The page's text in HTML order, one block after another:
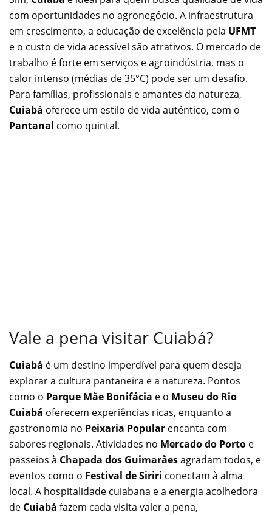
com oportunidades no agronegócio. A infraestrutura
em crescimento, a educação de excelência pela UFMT
e o custo de vida acessível são atrativos. O mercado de
trabalho é forte em serviços e agroindústria, mas o
calor intenso (médias de 35°C) pode ser um desafio.
Para famílias, profissionais e amantes da natureza,
Cuiabá oferece um estilo de vida autêntico, com o
Pantanal como quintal.
Vale a pena visitar Cuiabá?
Cuiabá é um destino imperdível para quem deseja
explorar a cultura pantaneira e a natureza. Pontos
como o Parque Mãe Bonifácia e o Museu do Rio
Cuiabá oferecem experiências ricas, enquanto a
gastronomia no Peixaria Popular encanta com
sabores regionais. Atividades no Mercado do Porto e
passeios à Chapada dos Guimarãesagradam todos, e
eventos como o Festival de Siriri conectam à alma
local. A hospitalidade cuiabana e a energia acolhedora
de Cuiabá fazem cada visita valer a pena,